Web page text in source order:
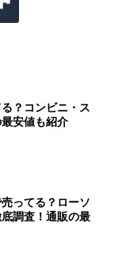
？コンビニ・ス
安値も紹介
ってる？ローソ
調査！通販の最